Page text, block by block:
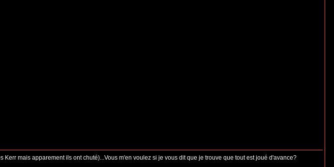
mais apparement ils ont chuté)...Vous m'en voulez si je vous dit que je trouve que tout est joué d'avance?